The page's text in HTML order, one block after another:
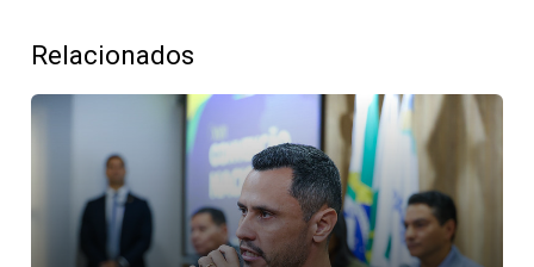
Relacionados